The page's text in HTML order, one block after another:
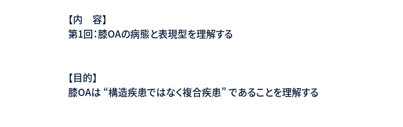
【内 容】
第1回：膝OAの病態と表現型を理解する
【目的】
膝OAは “構造疾患ではなく複合疾患” であることを理解する